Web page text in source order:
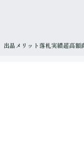
出品メリット落札実績超高額